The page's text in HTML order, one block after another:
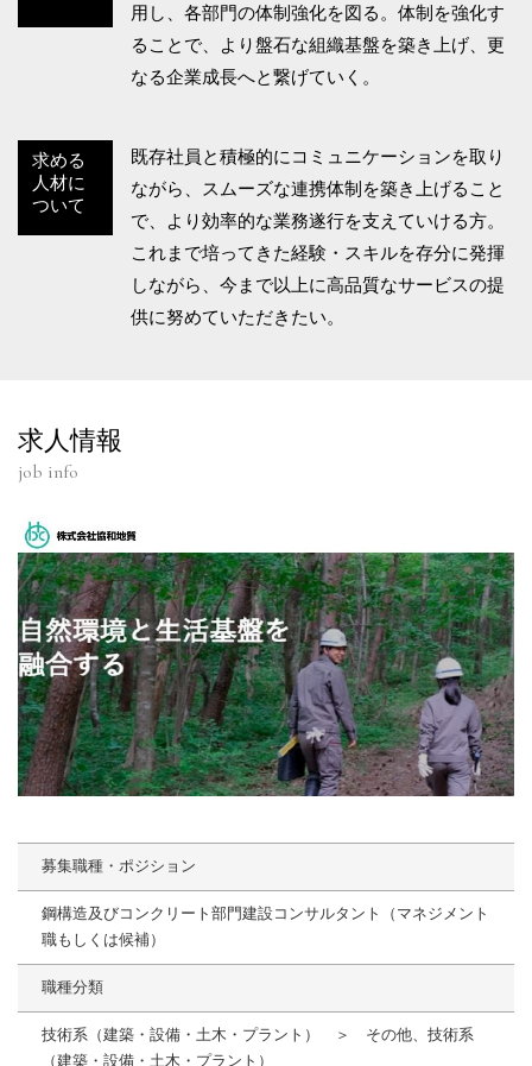
用し、各部門の体制強化を図る。体制を強化す
ることで、より盤石な組織基盤を築き上げ、更
なる企業成長へと繋げていく。
求める
人材に
ついて
既存社員と積極的にコミュニケーションを取り
ながら、スムーズな連携体制を築き上げること
で、より効率的な業務遂行を支えていける方。
これまで培ってきた経験・スキルを存分に発揮
しながら、今まで以上に高品質なサービスの提
供に努めていただきたい。
求人情報
job info
募集職種・ポジション
鋼構造及びコンクリート部門建設コンサルタント（マネジメント
職もしくは候補）
職種分類
技術系（建築・設備・土木・プラント） ＞ その他、技術系
（建築・設備・土木・プラント）